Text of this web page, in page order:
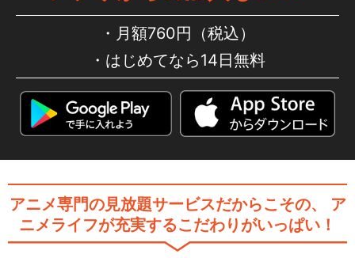
月額760円（税込）
はじめてなら14日無料
アニメ専門の見放題サービスだからこその、
ア
ニメライフが充実するこだわりがいっぱい！